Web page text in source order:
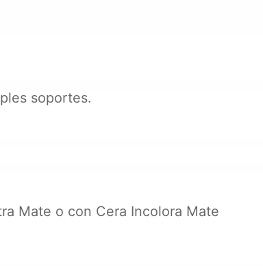
soportes.
Mate o con Cera Incolora Mate